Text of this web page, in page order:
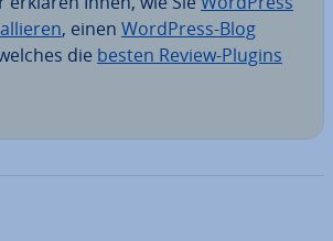
, einen WordPress-Blog
die besten Review-Plugins